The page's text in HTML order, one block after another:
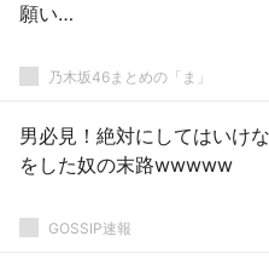
願い…
乃木坂46まとめの「ま」
男必見！絶対にしてはいけ
をした奴の末路wwwww
GOSSIP速報